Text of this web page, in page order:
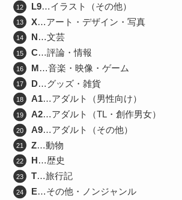
L9…イラスト（その他）
X…アート・デザイン・写真
N…文芸
C…評論・情報
M…音楽・映像・ゲーム
D…グッズ・雑貨
A1…アダルト（男性向け）
A2…アダルト（TL・創作男女）
A9…アダルト（その他）
Z…動物
H…歴史
T…旅行記
E…その他・ノンジャンル